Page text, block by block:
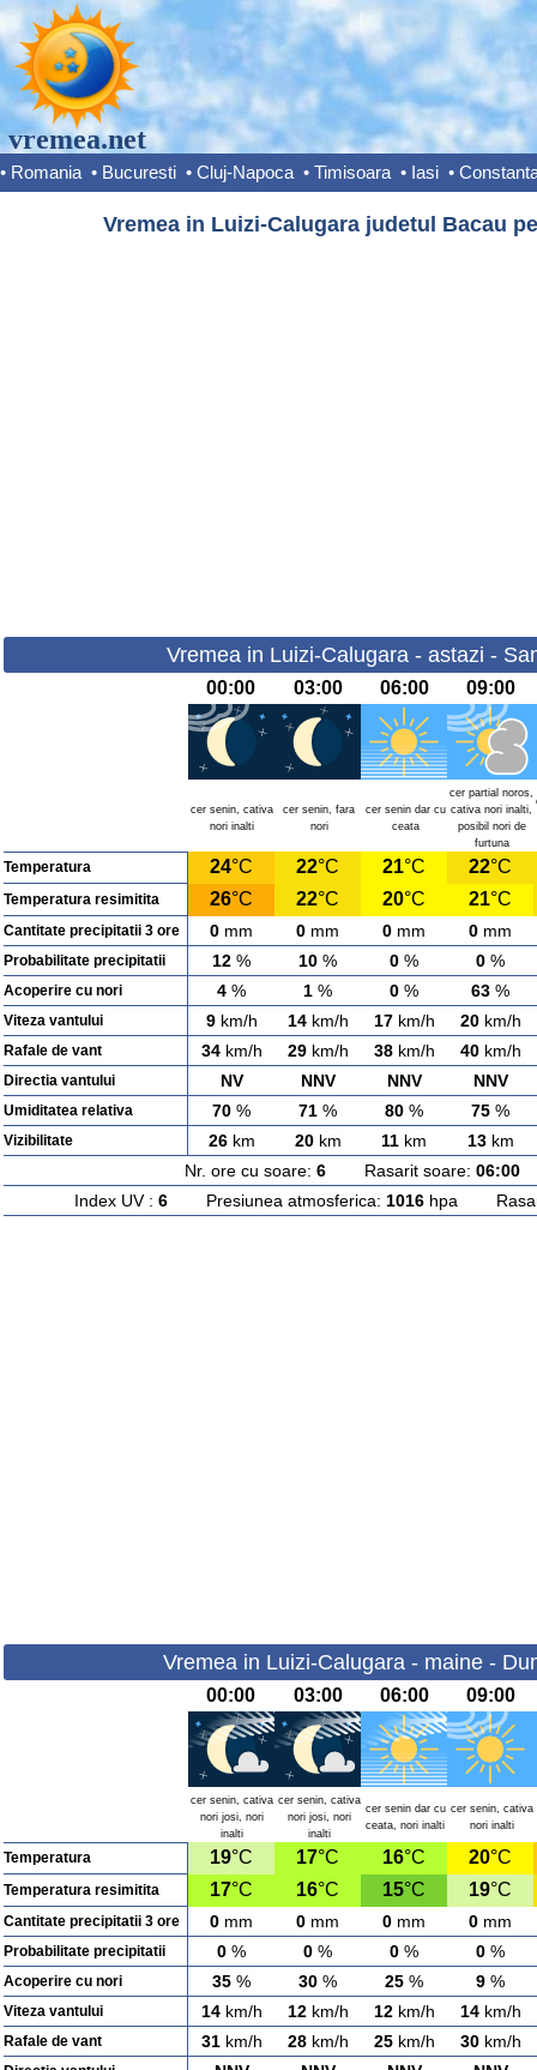
vremea.net
• Romania • Bucuresti • Cluj-Napoca • Timisoara • Iasi •
Vremea in Luizi-Calugara judetul Bacau
Vremea in Luizi-Calugara - astazi -
00:00 03:00 06:00 09:00
cer senin, cativa
nori inalti
cer senin, fara
nori
cer senin dar cu
ceata
cer partial noros,
cativa nori inalti,
posibil nori de
furtuna
Temperatura 24°C 22°C 21°C 22°C
Temperatura resimitita 26°C 22°C 20°C 21°C
Cantitate precipitatii 3 ore 0 mm 0 mm 0 mm 0 mm
Probabilitate precipitatii 12 % 10 % 0 % 0 %
Acoperire cu nori 4 % 1 % 0 % 63 %
Viteza vantului 9km/h 14km/h 17km/h 20km/h
Rafale de vant 34km/h 29km/h 38km/h 40km/h
Directia vantului NV NNV NNV NNV
Umiditatea relativa 70 % 71 % 80 % 75 %
Vizibilitate 26km 20km 11 km 13km
Nr. ore cu soare: 6Rasarit soare: 06:00
Index UV : 6Presiunea atmosferica: 1016hpa
Vremea in Luizi-Calugara - maine -
00:00 03:00 06:00 09:00
cer senin, cativa
nori josi, nori
inalti
cer senin, cativa
nori josi, nori
inalti
cer senin dar cu
ceata, nori inalti
cer senin, cativa
nori inalti
Temperatura 19°C 17°C 16°C 20°C
Temperatura resimitita 17°C 16°C 15°C 19°C
Cantitate precipitatii 3 ore 0 mm 0 mm 0 mm 0 mm
Probabilitate precipitatii 0 % 0 % 0 % 0 %
Acoperire cu nori 35 % 30 % 25 % 9 %
Viteza vantului 14km/h 12km/h 12km/h 14km/h
Rafale de vant 31km/h 28km/h 25km/h 30km/h